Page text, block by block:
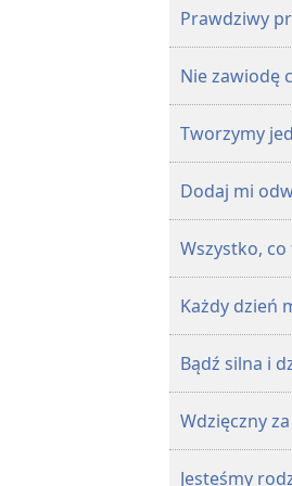
Prawdziwy
Nie zawiodę
Tworzymy
Dodaj mi
Wszystko,
Każdy dzień
Bądź silna i
Wdzięczny
Jesteśmy